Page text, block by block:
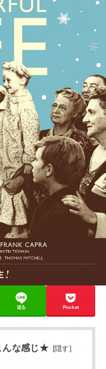
送る Pocket
んな感じ★ [隠す]